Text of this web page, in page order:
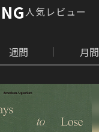
人気レビュー
週間 月間